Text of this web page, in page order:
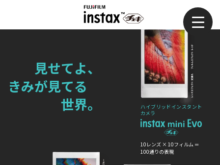
見せてよ、
きみが見てる
世界。
ハイブリッドインスタント
カメラ
10レンズ × 10フィルム ＝
100通りの表現